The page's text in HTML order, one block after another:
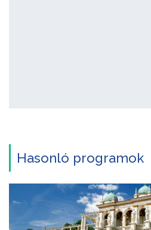
Hasonló programok